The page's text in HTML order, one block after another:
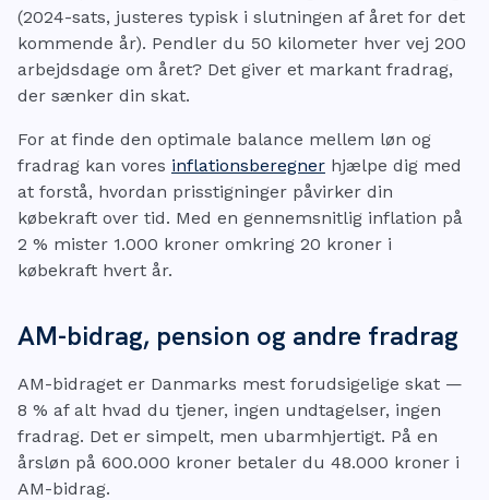
(2024-sats, justeres typisk i slutningen af året for det
kommende år). Pendler du 50 kilometer hver vej 200
arbejdsdage om året? Det giver et markant fradrag,
der sænker din skat.
For at finde den optimale balance mellem løn og
fradrag kan vores inflationsberegner hjælpe dig med
at forstå, hvordan prisstigninger påvirker din
købekraft over tid. Med en gennemsnitlig inflation på
2 % mister 1.000 kroner omkring 20 kroner i
købekraft hvert år.
AM-bidrag, pension og andre fradrag
AM-bidraget er Danmarks mest forudsigelige skat —
8 % af alt hvad du tjener, ingen undtagelser, ingen
fradrag. Det er simpelt, men ubarmhjertigt. På en
årsløn på 600.000 kroner betaler du 48.000 kroner i
AM-bidrag.